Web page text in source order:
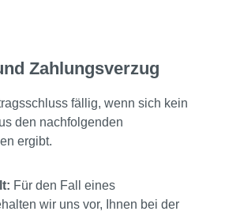
Zahlungsverzug
fällig, wenn sich kein
den nachfolgenden
ergibt.
Für den Fall eines
wir uns vor, Ihnen bei der